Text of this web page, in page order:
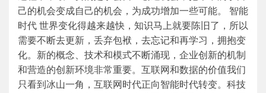
己的机会变成自己的机会，为成功增加一些可能。 智能
时代 世界变化得越来越快，知识马上就要陈旧了，所以
需要不断去更新，丢弃包袱，去忘记和再学习，拥抱变
化。新的概念、技术和模式不断涌现，企业创新的机制
和营造的创新环境非常重要。互联网和数据的价值我们
只看到冰山一角，互联网时代正向智能时代转变。科技